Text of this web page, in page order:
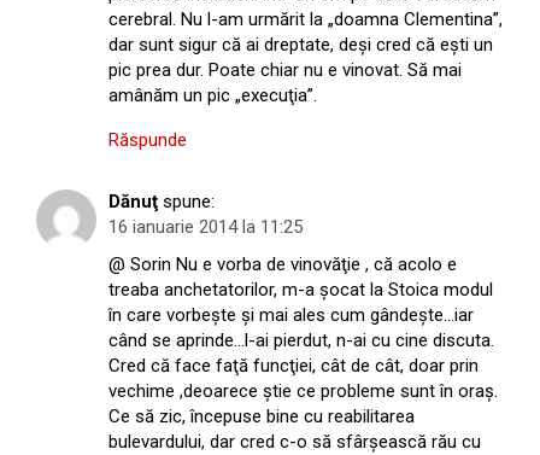
cerebral. Nu l-am urmărit la „doamna Clementina”,
dar sunt sigur că ai dreptate, deşi cred că eşti un
pic prea dur. Poate chiar nu e vinovat. Să mai
amânăm un pic „execuţia”.
Răspunde
Dănuţ spune:
16 ianuarie 2014 la 11:25
@ Sorin Nu e vorba de vinovăţie , că acolo e
treaba anchetatorilor, m-a şocat la Stoica modul
în care vorbeşte şi mai ales cum gândeşte…iar
când se aprinde…l-ai pierdut, n-ai cu cine discuta.
Cred că face faţă funcţiei, cât de cât, doar prin
vechime ,deoarece ştie ce probleme sunt în oraş.
Ce să zic, începuse bine cu reabilitarea
bulevardului, dar cred c-o să sfârşească rău cu